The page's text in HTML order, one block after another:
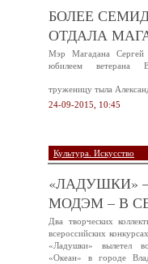
БОЛЕЕ
ОТДАЛА
Мэр Магадана Сергей
юбилеем ветерана
труженицу тыла
24-09-2015, 10:45
Культура. Искусство
«ЛАДУШКИ»
МОДЭМ – В
Два творческих
всероссийских
«Ладушки» вылетел
«Океан» в городе